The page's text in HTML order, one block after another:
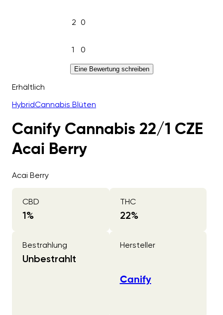
2 0
1 0
Eine Bewertung schreiben
Erhältlich
HybridCannabis Blüten
Canify Cannabis 22/1 CZE
Acai Berry
Acai Berry
CBD
1%
THC
22%
Bestrahlung
Unbestrahlt
Hersteller
Canify